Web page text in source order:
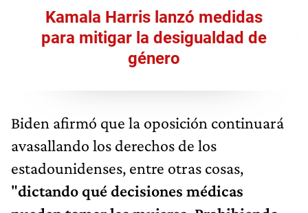
Kamala Harris lanzó medidas
para mitigar la desigualdad de
género
Biden afirmó que la oposición continuará
avasallando los derechos de los
estadounidenses, entre otras cosas,
"dictando qué decisiones médicas